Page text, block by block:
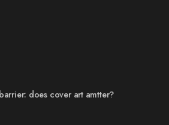
does cover art amtter?